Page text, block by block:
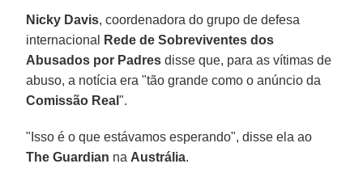
Nicky Davis, coordenadora do grupo de defesa
internacional
Rede de Sobreviventes dos
Abusados ​​por Padres disse que, para as vítimas de
abuso, a notícia era "tão grande como o anúncio da
Comissão Real".
"Isso é o que estávamos esperando", disse ela ao
The Guardian na Austrália.